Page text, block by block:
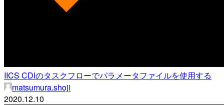
IICS CDIのタスクフローでパラメータファイルを使用する
matsumura.shoji
2020.12.10